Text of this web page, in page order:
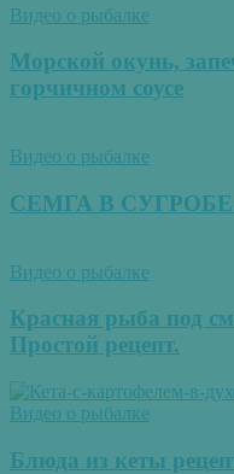
Видео о рыбалке
Морской окунь,
горчичном соусе
Видео о рыбалке
СЕМГА В СУГРОБЕ
Видео о рыбалке
Красная рыба под
Простой рецепт.
Видео о рыбалке
Блюда из кеты